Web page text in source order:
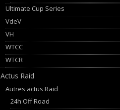
Ultimate Cup Series
VdeV
VH
WTCC
WTCR
Actus Raid
Autres actus Raid
24h Off Road